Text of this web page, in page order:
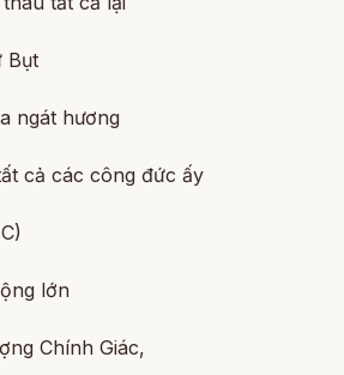
Bụt
ngát hương
cả các công đức ấy
lớn
Chính Giác,